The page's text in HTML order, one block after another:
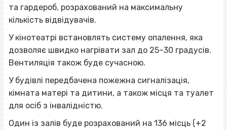
та гардероб, розрахований на максимальну
кількість відвідувачів.
У кінотеатрі встановлять систему опалення, яка
дозволяє швидко нагрівати зал до 25–30 градусів.
Вентиляція також буде сучасною.
У будівлі передбачена пожежна сигналізація,
кімната матері та дитини, а також місця та туалет
для осіб з інвалідністю.
Один із залів буде розрахований на 136 місць (+2